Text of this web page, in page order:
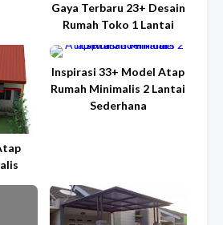
Gaya Terbaru 23+ Desain
Rumah Toko 1 Lantai
Inspirasi 33+ Model Atap
Rumah Minimalis 2 Lantai
Sederhana